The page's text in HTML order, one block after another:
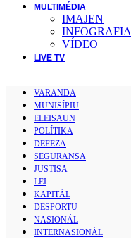
MULTIMÉDIA
IMAJEN
INFOGRAFIA
VÍDEO
LIVE TV
VARANDA
MUNISÍPIU
ELEISAUN
POLÍTIKA
DEFEZA
SEGURANSA
JUSTISA
LEI
KAPITÁL
DESPORTU
NASIONÁL
INTERNASIONÁL